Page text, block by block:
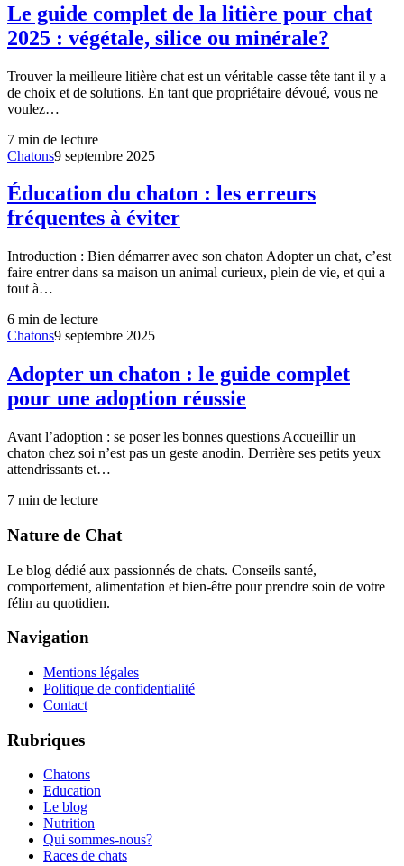
Le guide complet de la litière pour chat
2025 : végétale, silice ou minérale?
Trouver la meilleure litière chat est un véritable casse tête tant il y a
de choix et de solutions. En tant que propriétaire dévoué, vous ne
voulez…
7 min de lecture
Chatons9 septembre 2025
Éducation du chaton : les erreurs
fréquentes à éviter
Introduction : Bien démarrer avec son chaton Adopter un chat, c’est
faire entrer dans sa maison un animal curieux, plein de vie, et qui a
tout à…
6 min de lecture
Chatons9 septembre 2025
Adopter un chaton : le guide complet
pour une adoption réussie
Avant l’adoption : se poser les bonnes questions Accueillir un
chaton chez soi n’est pas un geste anodin. Derrière ses petits yeux
attendrissants et…
7 min de lecture
Nature de Chat
Le blog dédié aux passionnés de chats. Conseils santé,
comportement, alimentation et bien-être pour prendre soin de votre
félin au quotidien.
Navigation
Mentions légales
Politique de confidentialité
Contact
Rubriques
Chatons
Education
Le blog
Nutrition
Qui sommes-nous?
Races de chats